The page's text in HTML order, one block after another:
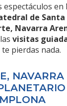
de
Navarra
visitas
pierdas nada.
NAVARRA